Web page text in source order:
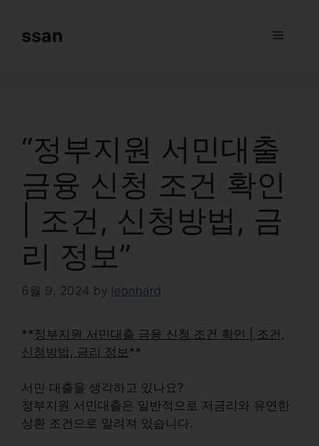
contentssan Menu
“정부지원 서민대출
금융 신청 조건 확인
| 조건, 신청방법, 금
리 정보”
6월 9, 2024 by leonhard
** 정부지원 서민대출 금융 신청 조건 확인 | 조건,
신청방법, 금리 정보 **
서민 대출을 생각하고 있나요?
정부지원 서민대출 은 일반적으로 저금리 와 유연한
상환 조건 으로 알려져 있습니다.